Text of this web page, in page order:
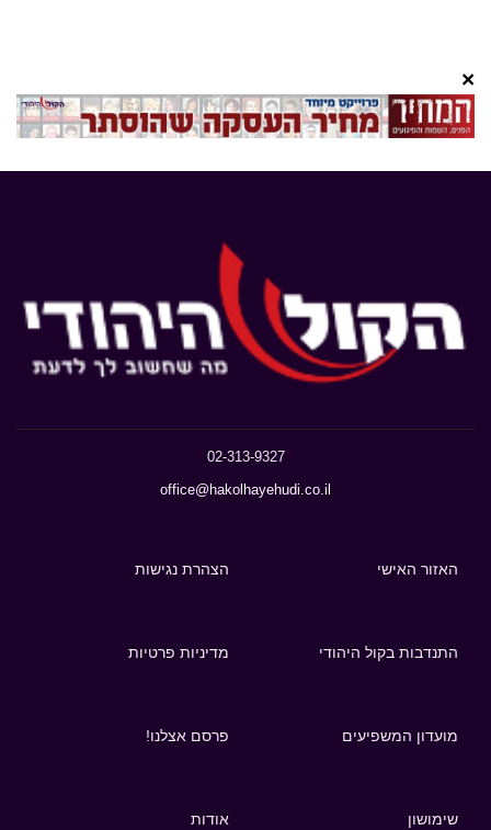
×
02-313-9327
office@hakolhayehudi.co.il
האזור האישי הצהרת נגישות
התנדבות בקול היהודי מדיניות פרטיות
מועדון המשפיעים פרסם אצלנו!
שימושון אודות